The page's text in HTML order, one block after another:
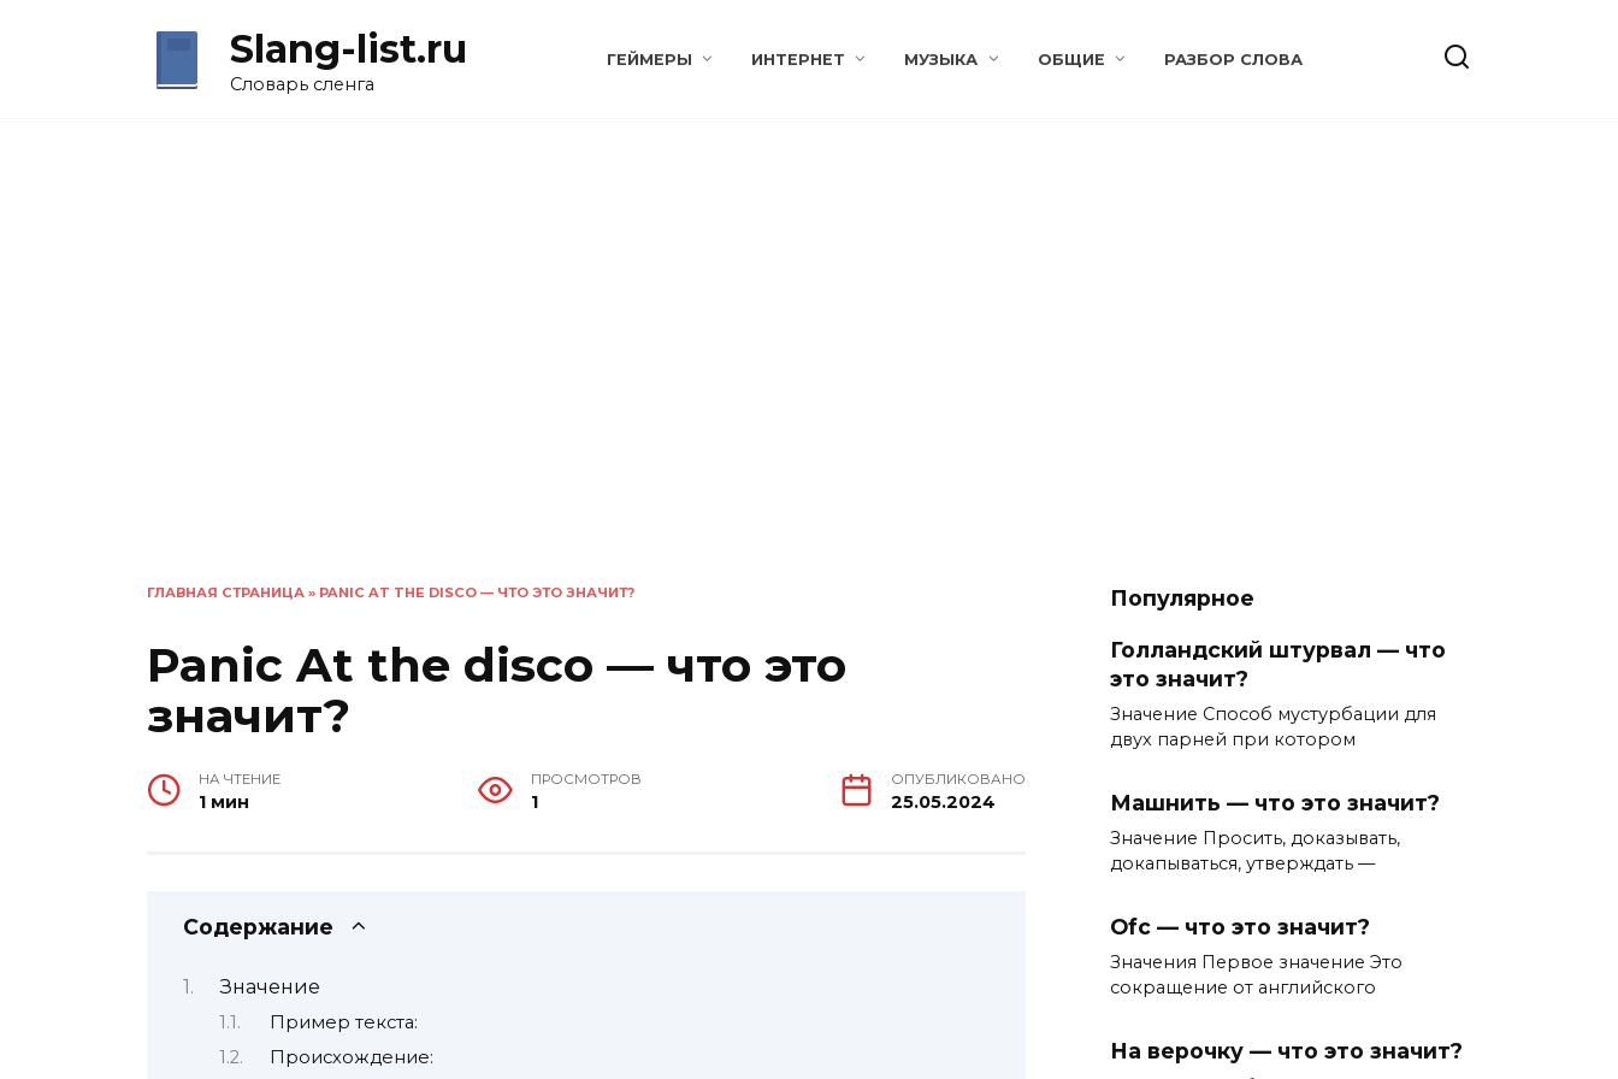
Slang-list.ru
Словарь сленга
ГЕЙМЕРЫ ИНТЕРНЕТ МУЗЫКА ОБЩИЕ РАЗБОР СЛОВА
ГЛАВНАЯ СТРАНИЦА » PANIC AT THE DISCO — ЧТО ЭТО ЗНАЧИТ?
Panic At the disco — что это
значит?
НА ЧТЕНИЕ
1 мин
ПРОСМОТРОВ
1
ОПУБЛИКОВАНО
25.05.2024
Содержание
Значение
Пример текста:
Происхождение:
Популярное
Голландский штурвал — что
это значит?
Значение Способ мустурбации для
двух парней при котором
Машнить — что это значит?
Значение Просить, доказывать,
докапываться, утверждать —
Ofc — что это значит?
Значения Первое значение Это
сокращение от английского
На верочку — что это значит?